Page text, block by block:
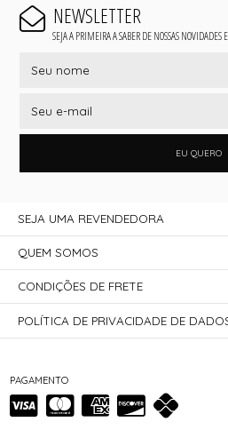
NEWSLETTER
SEJA A PRIMEIRA A SABER DE NOSSAS NOVIDADES
EU QUERO
PAGAMENTO
SEJA UMA REVENDEDORA
QUEM SOMOS
CONDIÇÕES DE FRETE
POLÍTICA DE PRIVACIDADE DE